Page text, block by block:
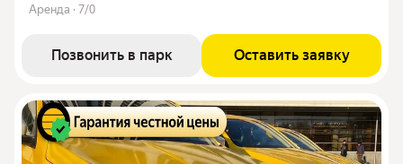
Аренда · 7/0
Позвонить в парк Оставить заявку